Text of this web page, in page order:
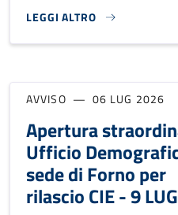
LEGGI ALTRO
BANDO DEL MINISTERO
AVVISO 06 LUG 2026
Apertura
Ufficio
sede di Forno per
rilascio CIE - 9